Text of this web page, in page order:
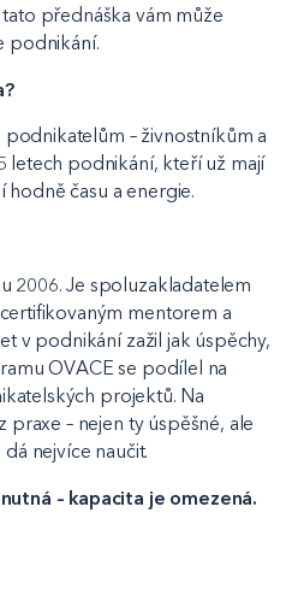
přednáška vám může
podnikání.
– živnostníkům a
letech podnikání, kteří už mají
hodně času a energie.
2006. Je spoluzakladatelem
mentorem a
v podnikání zažil jak úspěchy,
OVACE se podílel na
projektů. Na
– nejen ty úspěšné, ale
nejvíce naučit.
– kapacita je omezená.